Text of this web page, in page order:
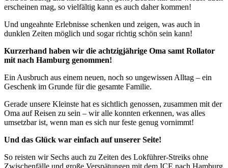
erscheinen mag, so vielfältig kann es auch daher kommen!
Und ungeahnte Erlebnisse schenken und zeigen, was auch in
dunklen Zeiten möglich und sogar richtig schön sein kann!
Kurzerhand haben wir die achtzigjährige Oma samt Rollator
mit nach Hamburg genommen!
Ein Ausbruch aus einem neuen, noch so ungewissen Alltag – ein
Geschenk im Grunde für die gesamte Familie.
Gerade unsere Kleinste hat es sichtlich genossen, zusammen mit der
Oma auf Reisen zu sein – wir alle konnten erkennen, was alles
umsetzbar ist, wenn man es sich nur feste genug vornimmt!
Und das Glück war einfach auf unserer Seite!
So reisten wir Sechs auch zu Zeiten des Lokführer-Streiks ohne
Zwischenfälle und große Verspätungen mit dem ICE nach Hamburg